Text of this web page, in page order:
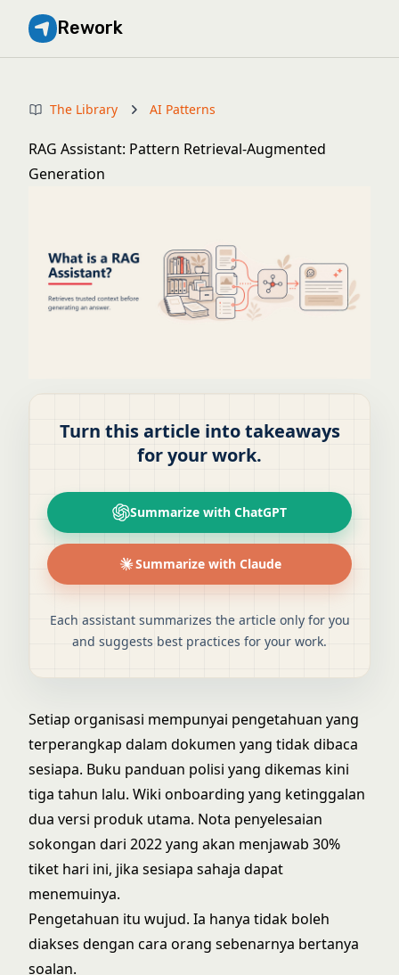
Rework
The Library AI Patterns
RAG Assistant: Pattern Retrieval-Augmented
Generation
Turn this article into takeaways
for your work.
Summarize with ChatGPT
Summarize with Claude
Each assistant summarizes the article only for you
and suggests best practices for your work.
Setiap organisasi mempunyai pengetahuan yang
terperangkap dalam dokumen yang tidak dibaca
sesiapa. Buku panduan polisi yang dikemas kini
tiga tahun lalu. Wiki onboarding yang ketinggalan
dua versi produk utama. Nota penyelesaian
sokongan dari 2022 yang akan menjawab 30%
tiket hari ini, jika sesiapa sahaja dapat
menemuinya.
Pengetahuan itu wujud. Ia hanya tidak boleh
diakses dengan cara orang sebenarnya bertanya
soalan.